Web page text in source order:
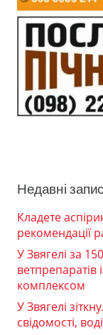
Недавні
Кладете
рекомендації
У Звягелі за
комплексом
У Звягелі
свідомості,